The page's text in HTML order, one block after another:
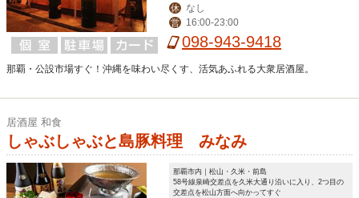
休 なし
営 16:00-23:00
098-943-9418
那覇・公設市場すぐ！沖縄を味わい尽くす、活気あふれる大衆居酒屋。
居酒屋 和食
しゃぶしゃぶと島豚料理 みなみ
那覇市内｜松山・久米・前島
58号線泉崎交差点を久米大通り沿いに入り、2つ目の
交差点を松山方面へ向かってすぐ